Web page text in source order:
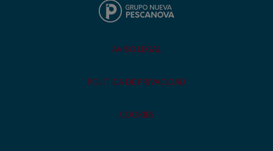
AVISO LEGAL
POLÍTICA DE PRIVACIDAD
COOKIES